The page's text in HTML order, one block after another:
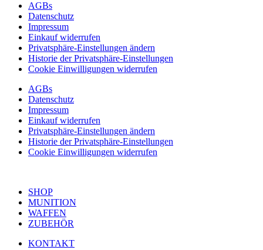
AGBs
Datenschutz
Impressum
Einkauf widerrufen
Privatsphäre-Einstellungen ändern
Historie der Privatsphäre-Einstellungen
Cookie Einwilligungen widerrufen
AGBs
Datenschutz
Impressum
Einkauf widerrufen
Privatsphäre-Einstellungen ändern
Historie der Privatsphäre-Einstellungen
Cookie Einwilligungen widerrufen
SHOP
MUNITION
WAFFEN
ZUBEHÖR
KONTAKT